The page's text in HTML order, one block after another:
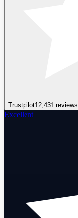
Trustpilot12,431
Excellent